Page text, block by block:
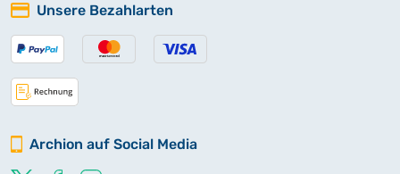
Unsere Bezahlarten
Archion auf Social Media